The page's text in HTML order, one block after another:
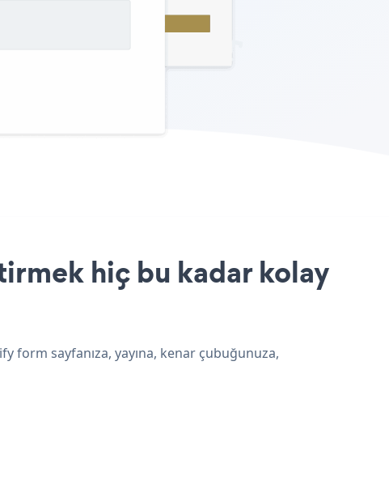
hiç bu kadar kolay
form sayfanıza, yayına, kenar çubuğunuza,